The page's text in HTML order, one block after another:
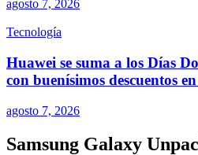
agosto 7, 2026
Tecnología
Huawei se suma a los Días
con buenísimos descuentos
agosto 7, 2026
Samsung Galaxy